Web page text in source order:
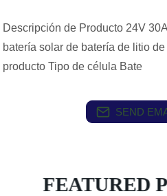
Descripción de Producto 24V
batería solar de batería de litio
producto Tipo de célula Bate
SEND
FEATURED